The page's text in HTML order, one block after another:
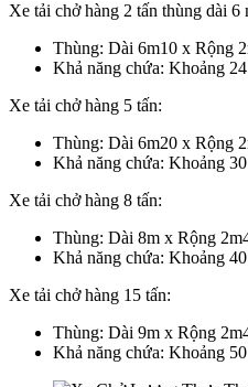
Xe tải chở hàng 2 tấn thùng dài 6
Thùng: Dài 6m10 x Rộng
Khả năng chứa: Khoảng
Xe tải chở hàng 5 tấn:
Thùng: Dài 6m20 x Rộng
Khả năng chứa: Khoảng
Xe tải chở hàng 8 tấn:
Thùng: Dài 8m x Rộng
Khả năng chứa: Khoảng
Xe tải chở hàng 15 tấn:
Thùng: Dài 9m x Rộng
Khả năng chứa: Khoảng